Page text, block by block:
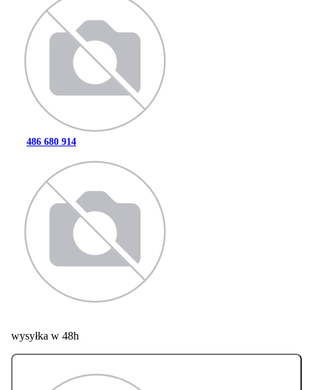
486 680 914
wysyłka w 48h